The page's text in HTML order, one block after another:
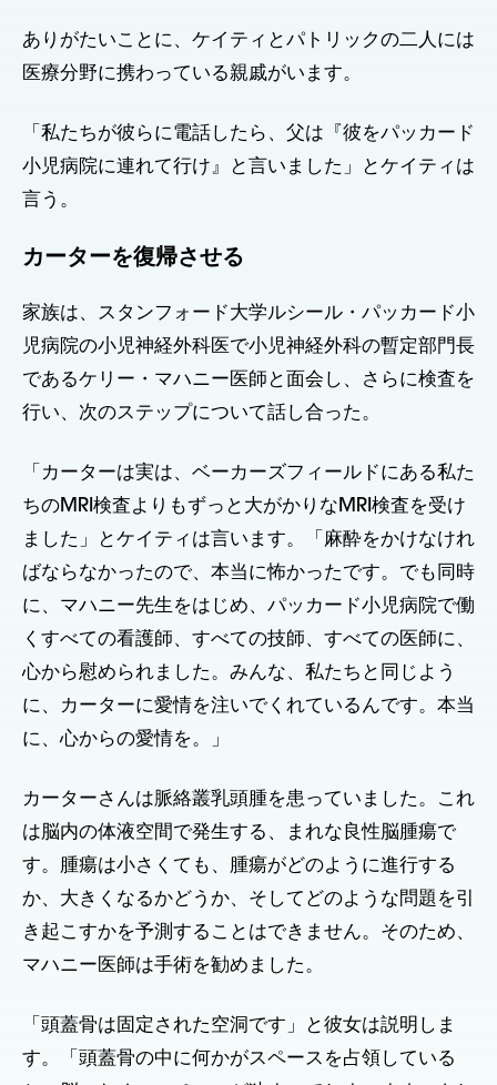
ありがたいことに、ケイティとパトリックの二人には
医療分野に携わっている親戚がいます。
「私たちが彼らに電話したら、父は『彼をパッカード
小児病院に連れて行け』と言いました」とケイティは
言う。
カーターを復帰させる
家族は、スタンフォード大学ルシール・パッカード小
児病院の小児神経外科医で小児神経外科の暫定部門長
であるケリー・マハニー医師と面会し、さらに検査を
行い、次のステップについて話し合った。
「カーターは実は、ベーカーズフィールドにある私た
ちのMRI検査よりもずっと大がかりなMRI検査を受け
ました」とケイティは言います。「麻酔をかけなけれ
ばならなかったので、本当に怖かったです。でも同時
に、マハニー先生をはじめ、パッカード小児病院で働
くすべての看護師、すべての技師、すべての医師に、
心から慰められました。みんな、私たちと同じよう
に、カーターに愛情を注いでくれているんです。本当
に、心からの愛情を。」
カーターさんは脈絡叢乳頭腫を患っていました。これ
は脳内の体液空間で発生する、まれな良性脳腫瘍で
す。腫瘍は小さくても、腫瘍がどのように進行する
か、大きくなるかどうか、そしてどのような問題を引
き起こすかを予測することはできません。そのため、
マハニー医師は手術を勧めました。
「頭蓋骨は固定された空洞です」と彼女は説明しま
す。「頭蓋骨の中に何かがスペースを占領している